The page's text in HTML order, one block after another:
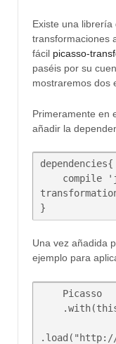
Existe una
transformaciones
fácil picasso-
paséis por su
mostraremos dos
Primeramente en
añadir la
dependencies{
Una vez añadida
ejemplo para
Picasso
.load("http://